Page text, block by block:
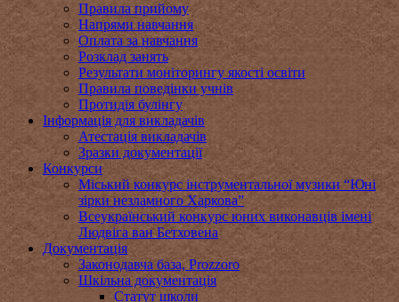
Правила прийому
Напрями навчання
Оплата за навчання
Розклад занять
Результати моніторингу якості освіти
Правила поведінки учнів
Протидія булінгу
Інформація для викладачів
Атестація викладачів
Зразки документації
Конкурси
Міський конкурс інструментальної музики “Юні
зірки незламного Харкова”
Всеукраїнський конкурс юних виконавців імені
Людвіга ван Бетховена
Документація
Законодавча база, Prozzoro
Шкільна документація
Статут школи